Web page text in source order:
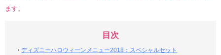
ます。
目次
・ディズニーハロウィーンメニュー2018：スペシャルセット